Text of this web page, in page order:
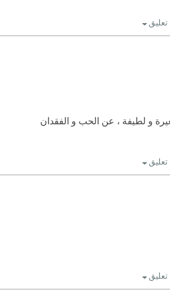
و لطيفة ، عن الحب و الفقدان